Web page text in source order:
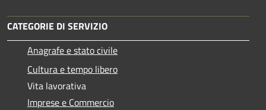
CATEGORIE DI SERVIZIO
Anagrafe e stato civile
Cultura e tempo libero
Vita lavorativa
Imprese e Commercio